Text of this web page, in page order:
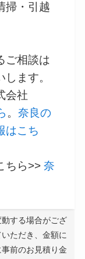
掃・引越
ご相談は
します。
会社
。奈良の
はこち
ちら>>奈
する場合がござ
ただき、金額に
前のお見積り金